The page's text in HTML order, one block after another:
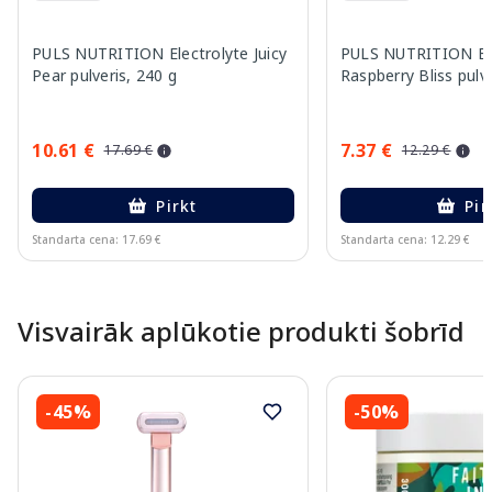
PULS NUTRITION Electrolyte Juicy
Pear pulveris, 240 g
10.61 € 17.69 €
Pirkt
Standarta cena: 17.69 €
PULS NUTRITION
Raspberry Bliss
7.37 € 12.29 €
Standarta cena: 12.29 €
Visvairāk aplūkotie produkti šobrīd
-45% -50%